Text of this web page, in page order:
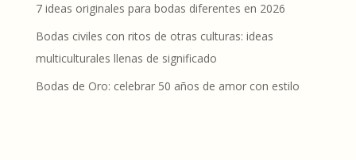
7 ideas originales para bodas diferentes en 2026
Bodas civiles con ritos de otras culturas: ideas
multiculturales llenas de significado
Bodas de Oro: celebrar 50 años de amor con estilo